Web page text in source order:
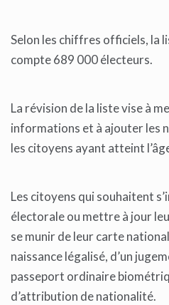
Selon les chiffres officiels, la
compte 689 000 électeurs.
La révision de la liste vise à
informations et à ajouter les
les citoyens ayant atteint
Les citoyens qui souhaitent
électorale ou mettre à jour
se munir de leur carte
naissance légalisé, d’un
passeport ordinaire
d’attribution de nationalité.